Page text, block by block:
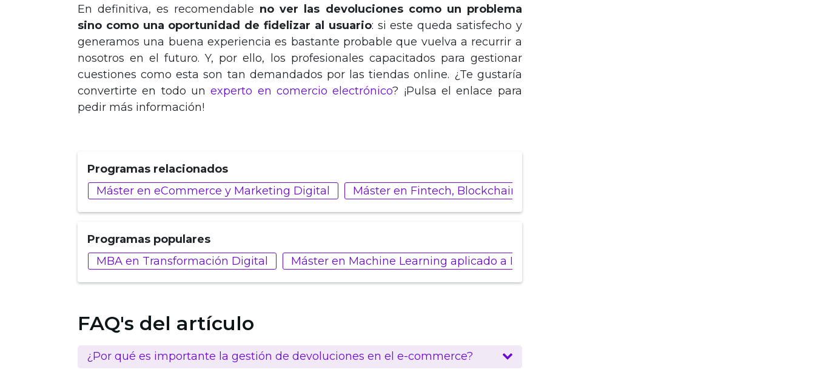
En definitiva, es recomendable no ver las devoluciones como un problema
sino como una oportunidad de fidelizar al usuario: si este queda satisfecho y
generamos una buena experiencia es bastante probable que vuelva a recurrir a
nosotros en el futuro. Y, por ello, los profesionales capacitados para gestionar
cuestiones como esta son tan demandados por las tiendas online. ¿Te gustaría
convertirte en todo unexperto en comercio electrónico? ¡Pulsa el enlace para
pedir más información!
Programas relacionados
Máster en eCommerce y Marketing Digital
Máster en Fintech, Blockchain y Smart Contracts
Programas populares
MBA en Transformación Digital
Máster en Machine Learning aplicado a Industria 4.0
FAQ's del artículo
¿Por qué es importante la gestión de devoluciones en el e-commerce?